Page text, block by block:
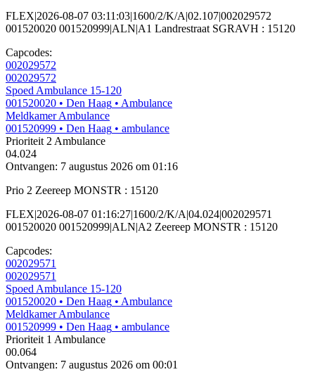
FLEX|2026-08-07 03:11:03|1600/2/K/A|02.107|002029572
001520020 001520999|ALN|A1 Landrestraat SGRAVH : 15120
Capcodes:
002029572
002029572
Spoed Ambulance 15-120
001520020 • Den Haag • Ambulance
Meldkamer Ambulance
001520999 • Den Haag • ambulance
Prioriteit 2 Ambulance
04.024
Ontvangen: 7 augustus 2026 om 01:16
Prio 2 Zeereep MONSTR : 15120
FLEX|2026-08-07 01:16:27|1600/2/K/A|04.024|002029571
001520020 001520999|ALN|A2 Zeereep MONSTR : 15120
Capcodes:
002029571
002029571
Spoed Ambulance 15-120
001520020 • Den Haag • Ambulance
Meldkamer Ambulance
001520999 • Den Haag • ambulance
Prioriteit 1 Ambulance
00.064
Ontvangen: 7 augustus 2026 om 00:01